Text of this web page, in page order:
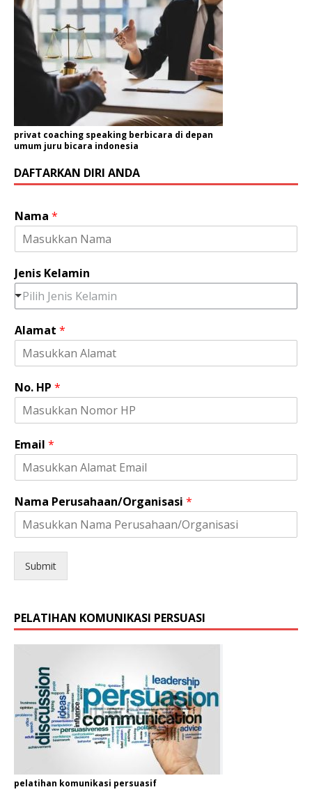
privat coaching speaking berbicara di depan
umum juru bicara indonesia
DAFTARKAN DIRI ANDA
Nama *
Jenis Kelamin
Pilih Jenis Kelamin
Alamat *
No. HP *
J
e
i
J
n
i
E
i
l
Email *
Nama Perusahaan/Organisasi *
Submit
PELATIHAN KOMUNIKASI PERSUASI
pelatihan komunikasi persuasif